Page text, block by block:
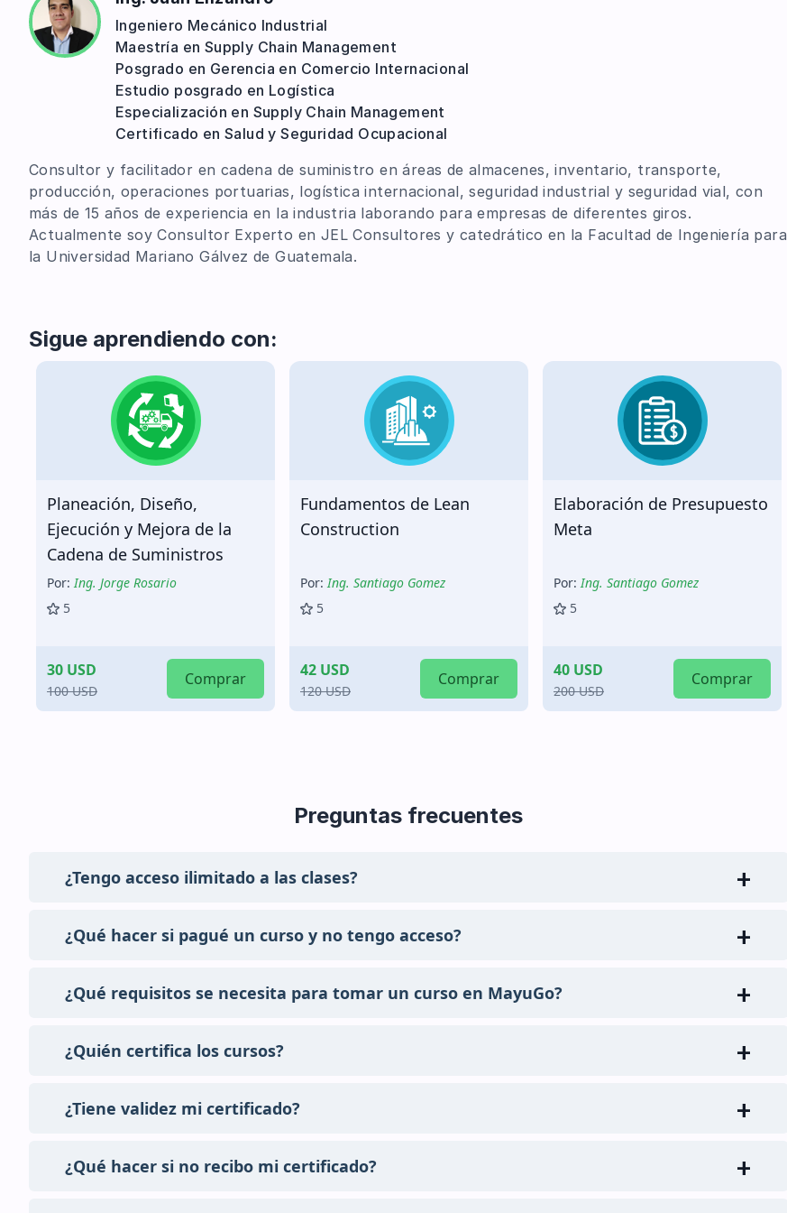
S&OP | Sales and Operations Planning
Ingeniero Mecánico Industrial
Maestría en Supply Chain Management
Posgrado en Gerencia en Comercio Internacional
Estudio posgrado en Logística
Especialización en Supply Chain Management
Certificado en Salud y Seguridad Ocupacional
Consultor y facilitador en cadena de suministro en áreas de almacenes, inventario, transporte,
producción, operaciones portuarias, logística internacional, seguridad industrial y seguridad vial, con
más de 15 años de experiencia en la industria laborando para empresas de diferentes giros.
Actualmente soy Consultor Experto en JEL Consultores y catedrático en la Facultad de Ingeniería para
la Universidad Mariano Gálvez de Guatemala.
Sigue aprendiendo con:
Planeación, Diseño,
Ejecución y Mejora de la
Cadena de Suministros
Por:Ing. Jorge Rosario
5
30 USD
100 USD
Comprar
Fundamentos de Lean
Construction
Por:Ing. Santiago Gomez
5
42 USD
120 USD
Comprar
Elaboración de Presupuesto
Meta
Por:Ing. Santiago Gomez
5
40 USD
200 USD
Comprar
Preguntas frecuentes
¿Tengo acceso ilimitado a las clases?
¿Qué hacer si pagué un curso y no tengo acceso?
¿Qué requisitos se necesita para tomar un curso en MayuGo?
¿Quién certifica los cursos?
¿Tiene validez mi certificado?
¿Qué hacer si no recibo mi certificado?